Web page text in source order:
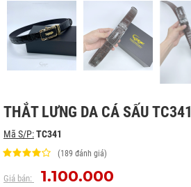
THẮT LƯNG DA CÁ SẤU TC341
Mã S/P:TC341
(189 đánh giá)
Giá bán: 1.100.000